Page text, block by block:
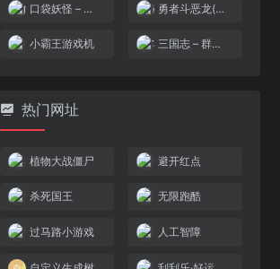
口袋妖怪 – 钻石版(繁)[外星科技](CN)[RPG](8Mb) 勇者斗恶龙(修正版)(简)[外星科技+庞先生](JP)[RPG](2Mb)
小霸王游戏机 三国志 – 群雄争霸(繁)[Asder](CN)[FTG](3Mb)
热门网址
植物大战僵尸 避开红点
杀死国王 无限跑酷
过马路小游戏 人工智障